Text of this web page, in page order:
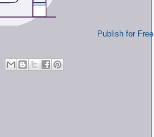
Publish for Free